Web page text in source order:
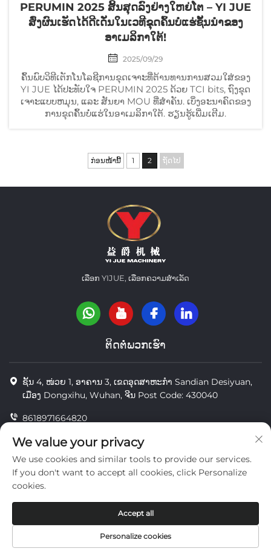
PERUMIN 2025 ສິ້ນສຸດລົງຢ່າງໃຫຍ່ໂຕ – YI JUE
ສົ່ງຜົນເຮັດໄດ້ດີເດັ່ນໃນເວທີຂຸດຄົ້ນບໍ່ແຮ່ຊັ້ນນໍາຂອງ
ອາເມລິກາໃຕ້!
2025/09/29
ຄົ້ນພົບວິທີເຕັກໂນໂລຊີການຂຸດເຈາະທີ່ຕ້ານທານການສວມໃສ່ຂອງ
YI JUE ໄດ້ປະທັບໃຈ PERUMIN 2025 ດ້ວຍ TCI bits, ຖົງຂຸດ
ເຈາະແບບຫມຸນ, ແລະ ສັນຍາ MOU ທີ່ສຳຄັນ. ເບິ່ງອະນາຄົດຂອງ
ການຂຸດຄົ້ນບໍ່ແຮ່ໃນອາເມລິກາໃຕ້. ຮຽນຮູ້ເພີ່ມເຕີມ.
ກ່ອນໜ້ານີ້ 1 2 ຖັດໄປ
ເລືອກ YIJUE, ເລືອກຄວາມສຳເລັດ
ຕິດຕໍ່ພວກເຮົາ
ຊັ້ນ 4, ໜ່ວຍ 1, ອາຄານ 3, ເຂດອຸດສາຫະກຳ Sandian Desiyuan,
ເມືອງ Dongxihu, Wuhan, ຈີນ Post Code: 430040
8618971664820
8618971664820
[email protected]
ຄວາມເປັນສ່ວນຕົວ
We value your privacy
We use cookies and similar tools to provide our services.
If you don't want to accept all cookies, click Personalize
cookies.
Personalize cookies
Accept all